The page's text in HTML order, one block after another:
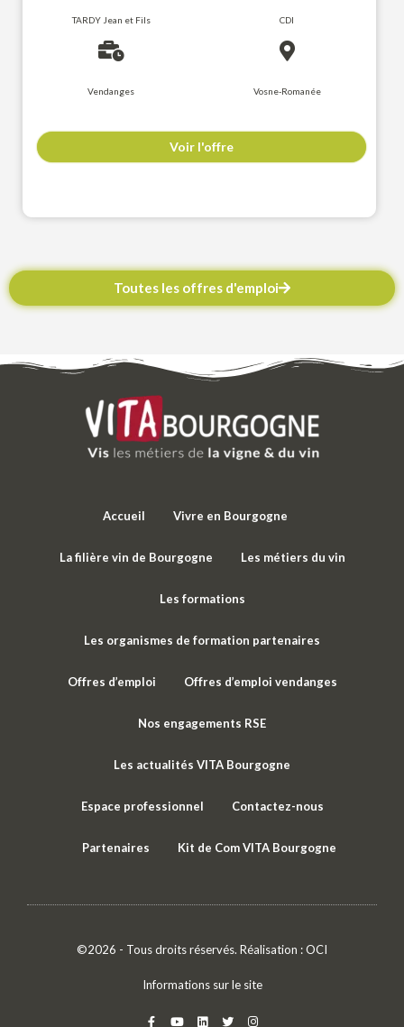
TARDY Jean et Fils CDI
Vendanges Vosne-Romanée
Voir l'offre
Toutes les offres d'emploi
Accueil Vivre en Bourgogne
La filière vin de Bourgogne Les métiers du vin
Les formations
Les organismes de formation partenaires
Offres d’emploi Offres d’emploi vendanges
Nos engagements RSE
Les actualités VITA Bourgogne
Espace professionnel Contactez-nous
Partenaires Kit de Com VITA Bourgogne
©2026 - Tous droits réservés. Réalisation :OCI
Informations sur le site